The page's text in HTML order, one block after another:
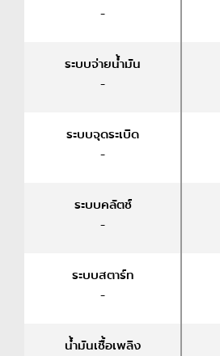
-
ระบบจ่ายน้ำมัน
-
ระบบจุดระเบิด
-
ระบบคลัตช์
-
ระบบสตาร์ท
-
น้ำมันเชื้อเพลิง